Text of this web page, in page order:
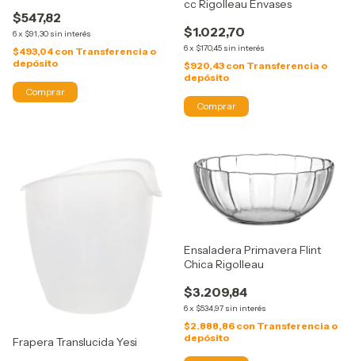
$547,82
6x $91,30 sin interés
$493,04 con Transferencia o
depósito
cc Rigolleau Envases
$1.022,70
6x $170,45 sin interés
$920,43 con Transferencia o
depósito
Frapera Translucida Yesi
Ensaladera Primavera Flint
Chica Rigolleau
$3.209,84
6x $534,97 sin interés
$2.888,86 con Transferencia o
depósito